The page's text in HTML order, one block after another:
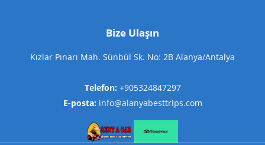
Bize Ulaşın
Kızlar Pınarı Mah. Sünbül Sk. No: 2B Alanya/Antalya
Telefon: +905324847297
E-posta: info@alanyabesttrips.com